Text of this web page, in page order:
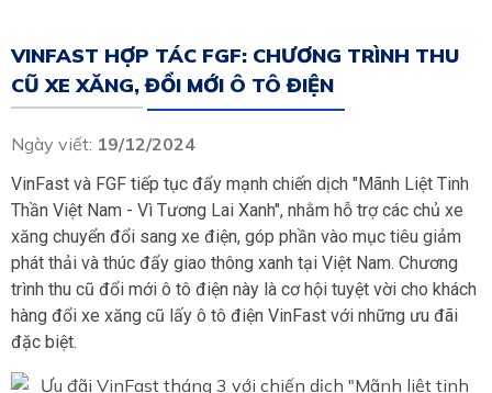
VINFAST HỢP TÁC FGF: CHƯƠNG TRÌNH THU
CŨ XE XĂNG, ĐỔI MỚI Ô TÔ ĐIỆN
Ngày viết: 19/12/2024
VinFast và FGF tiếp tục đẩy mạnh chiến dịch "Mãnh Liệt Tinh
Thần Việt Nam - Vì Tương Lai Xanh", nhằm hỗ trợ các chủ xe
xăng chuyển đổi sang xe điện, góp phần vào mục tiêu giảm
phát thải và thúc đẩy giao thông xanh tại Việt Nam. Chương
trình thu cũ đổi mới ô tô điện này là cơ hội tuyệt vời cho khách
hàng đổi xe xăng cũ lấy ô tô điện VinFast với những ưu đãi
đặc biệt.